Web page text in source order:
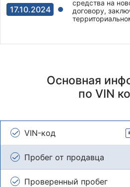
17.10.2024
средства на
договору,
Основная
по VIN
VIN-код
Пробег от продавца
Проверенный пробег